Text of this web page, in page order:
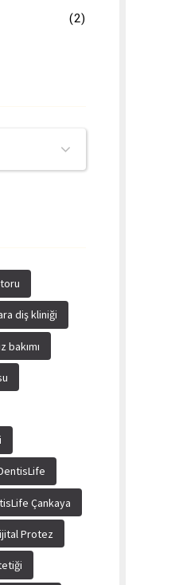
(2)
diş kliniği
bakımı
Çankaya
Protez